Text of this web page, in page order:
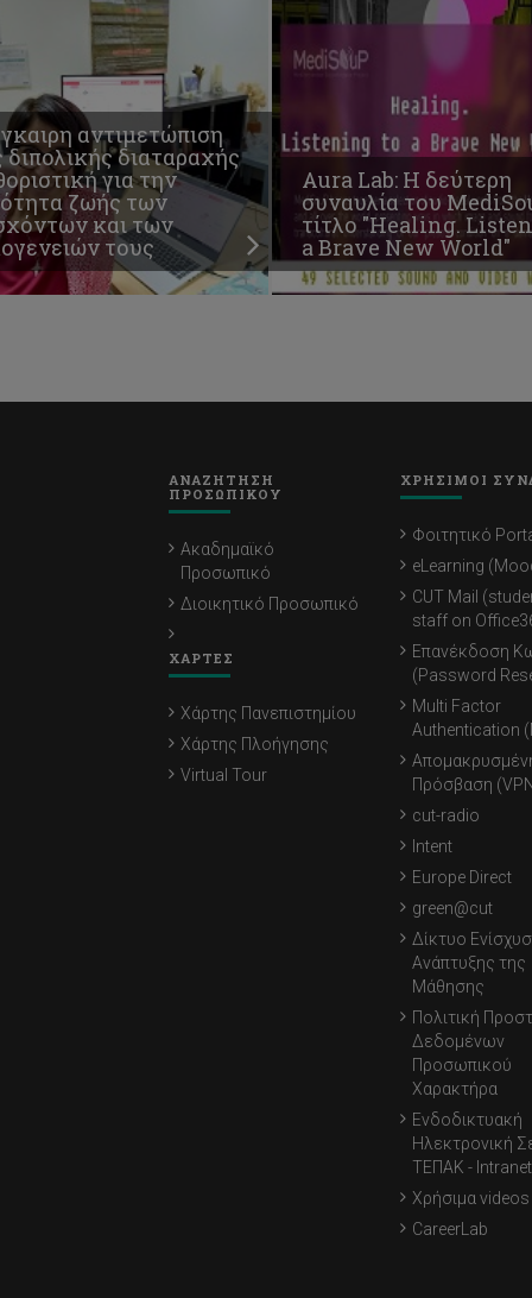
αντιμετώπιση
διπολικής διαταραχής
για την
ζωής των
και των
τους
Aura Lab: Η δεύτερη
συναυλία του
τίτλο "Healing.
a Brave New World"
ΑΝΑΖΗΤΗΣΗ
ΠΡΟΣΩΠΙΚΟΥ
Ακαδημαϊκό
Προσωπικό
Διοικητικό Προσωπικό
ΧΑΡΤΕΣ
Χάρτης Πανεπιστημίου
Χάρτης Πλοήγησης
Virtual Tour
ΧΡΗΣΙΜΟΙ
Φοιτητικό
eLearning
CUT Mail
staff on
Επανέκδοση
(Password
Multi Factor
Authentication
Πρόσβαση
cut-radio
Intent
Europe Direct
green@cut
Δίκτυο
Ανάπτυξης της
Μάθησης
Πολιτική
Δεδομένων
Προσωπικού
Χαρακτήρα
Ενδοδικτυακή
Ηλεκτρονική
ΤΕΠΑΚ - Intranet
Χρήσιμα videos
CareerLab